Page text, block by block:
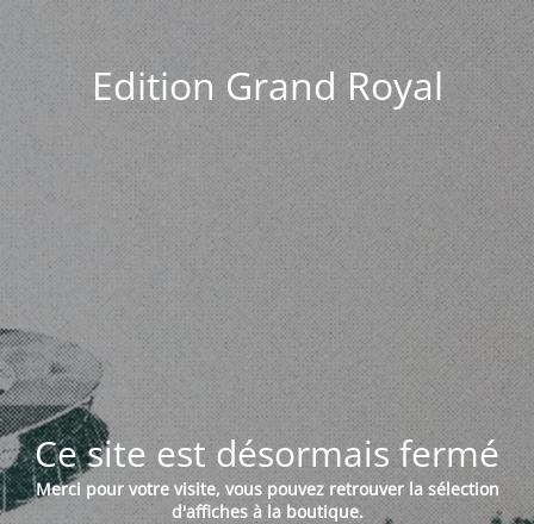
Edition Grand Royal
Ce site est désormais fermé
Merci pour votre visite, vous pouvez retrouver la sélection
d'affiches à la boutique.